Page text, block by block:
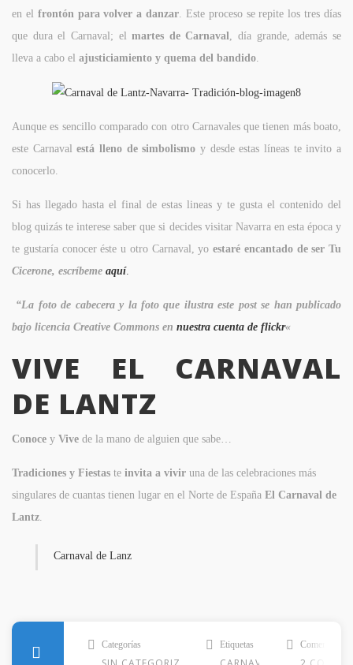
en el frontón para volver a danzar. Este proceso se repite los tres días
que dura el Carnaval; elmartes de Carnaval, día grande, además se
lleva a cabo el ajusticiamiento y quema del bandido.
Aunque es sencillo comparado con otro Carnavales que tienen más boato,
este Carnavalestá lleno de simbolismo y desde estas líneas te invito a
conocerlo.
Si has llegado hasta el final de estas lineas y te gusta el contenido del
blog quizás te interese saber que si decides visitar Navarra en esta época y
te gustaría conocer éste u otro Carnaval, yo estaré encantado de ser Tu
Cicerone, escríbeme aquí.
“La foto de cabecera y la foto que ilustra este post se han publicado
bajo licencia Creative Commons en nuestra cuenta de flickr«
VIVE EL CARNAVAL
DE LANTZ
Conoce y Vive de la mano de alguien que sabe…
Tradiciones y Fiestas te invita a vivir una de las celebraciones más
singulares de cuantas tienen lugar en el Norte de España El Carnaval de
Lantz.
Carnaval de Lanz
Categorías Etiquetas Comentar